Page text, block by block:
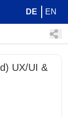
DE EN
UX/UI &